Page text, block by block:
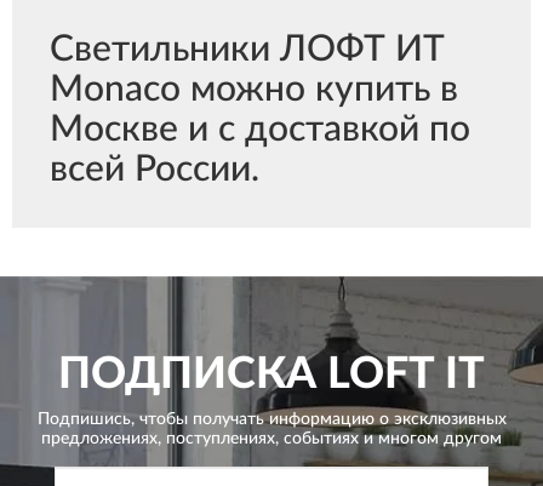
Светильники ЛОФТ ИТ
Monaco можно купить в
Москве и с доставкой по
всей России.
ПОДПИСКА LOFT IT
Подпишись, чтобы получать информацию о эксклюзивных
предложениях, поступлениях, событиях и многом другом